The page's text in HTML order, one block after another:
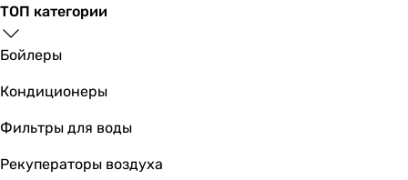
ТОП категории
Бойлеры
Кондиционеры
Фильтры для воды
Рекуператоры воздуха